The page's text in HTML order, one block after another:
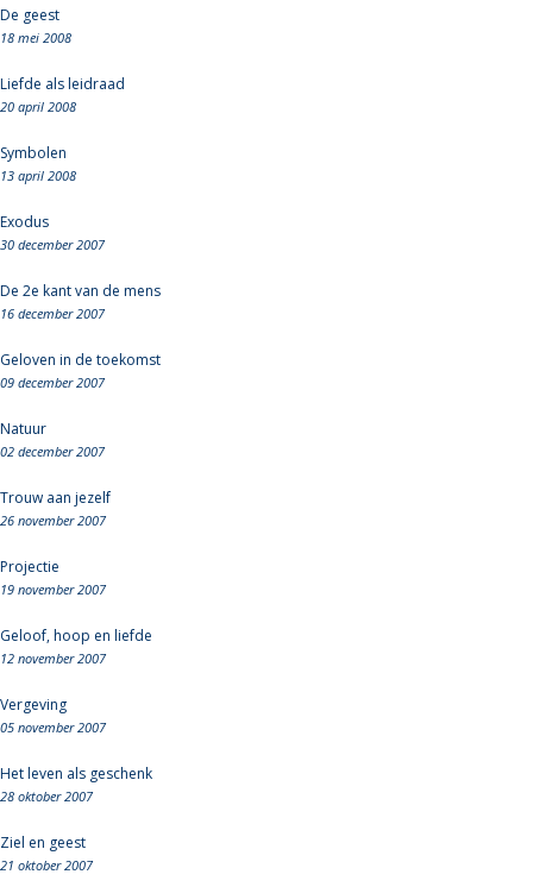
De geest
18 mei 2008
Liefde als leidraad
20 april 2008
Symbolen
13 april 2008
Exodus
30 december 2007
De 2e kant van de mens
16 december 2007
Geloven in de toekomst
09 december 2007
Natuur
02 december 2007
Trouw aan jezelf
26 november 2007
Projectie
19 november 2007
Geloof, hoop en liefde
12 november 2007
Vergeving
05 november 2007
Het leven als geschenk
28 oktober 2007
Ziel en geest
21 oktober 2007